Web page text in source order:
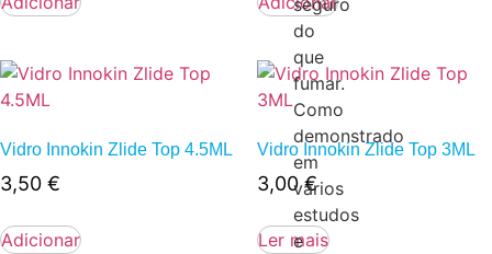
seguro
do
que
fumar.
Como
demonstrado
em
vários
estudos
e
Vidro Innokin Zlide Top 4.5ML
3,50 €
Adicionar
Vidro Innokin Zlide Top 3ML
3,00€
Ler mais